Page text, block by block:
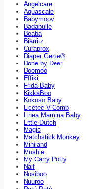
Angelcare
Aquascale
Babymoov
Badabulle
Beaba
Biarritz
Curaprox
Diaper Genie®
Done by Deer
Doomoo
Effiki
Frida Baby
KikkaBoo
Kokoso Baby
Licetec V-Comb
Linea Mamma Baby
Little Dutch
Magic
Matchstick Monkey
Miniland
Mushie
My Carry Potty
Naif
Nosiboo
Nuuroo